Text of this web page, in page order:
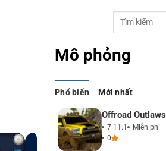
Mô phỏng
Phổ biến Mới nhất
Offroad Outlaws
7.11.1
Miễn phí
0